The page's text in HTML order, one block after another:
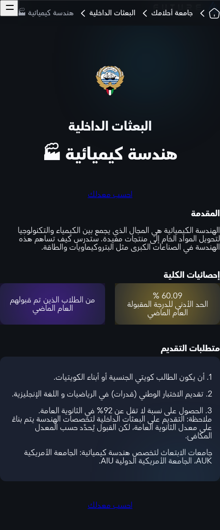
جامعة أحلامك البعثات الداخلية هندسة كيميائية 🏭
البعثات الداخلية
هندسة كيميائية 🏭
احسب معدلك
المقدمة
الهندسة الكيميائية هي المجال الذي يجمع بين الكيمياء والتكنولوجيا
لتحويل المواد الخام إلى منتجات مفيدة. ستدرس كيف تساهم هذه
الهندسة في الصناعات الكبرى مثل البتروكيماويات والطاقة.
إحصائيات الكلية
60.09 %
الحد الأدنى للدرجة المقبولة
العام الماضي
من الطلاب الذين تم قبولهم
العام الماضي
متطلبات التقديم
1. أن يكون الطالب كويتي الجنسية أو أبناء الكويتيات.
2. تقديم الاختبار الوطني (قدرات) في الرياضيات و اللغة الإنجليزية.
3. الحصول على نسبة لا تقل عن 92% في الثانوية العامة.
ملاحظة: التقديم على البعثات الداخلية لتخصصات الهندسة يتم بناءً
على معدل الثانوية العامة، لكن القبول يُحدَّد حسب المعدل
المكافئ.
جامعات الابتعاث لتخصص هندسة كيميائية: الجامعة الأمريكية
AUK، الجامعة الأمريكية الدولية AIU.
احسب معدلك